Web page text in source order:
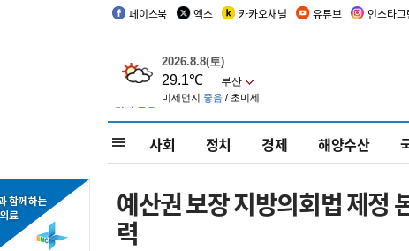
페이스북 엑스 카카오채널 유튜브 인스타그
사회 정치 경제 해양수산
예산권 보장 지방의회법 제정
력